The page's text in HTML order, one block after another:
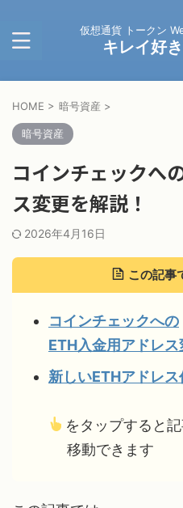
仮想通貨 トークン
キレイ好
HOME > 暗号資産 >
暗号資産
コインチェックへ
ス変更を解説！
2026年4月16日
この記事
コインチェックへの
ETH入金用アドレ
新しいETHアドレ
をタップすると
移動できます